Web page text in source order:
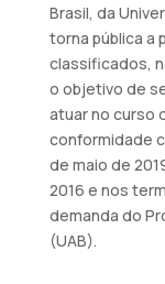
Brasil, da
torna pública a
classificados,
o objetivo de
atuar no curso
conformidade
de maio de
2016 e nos
demanda do
(UAB).